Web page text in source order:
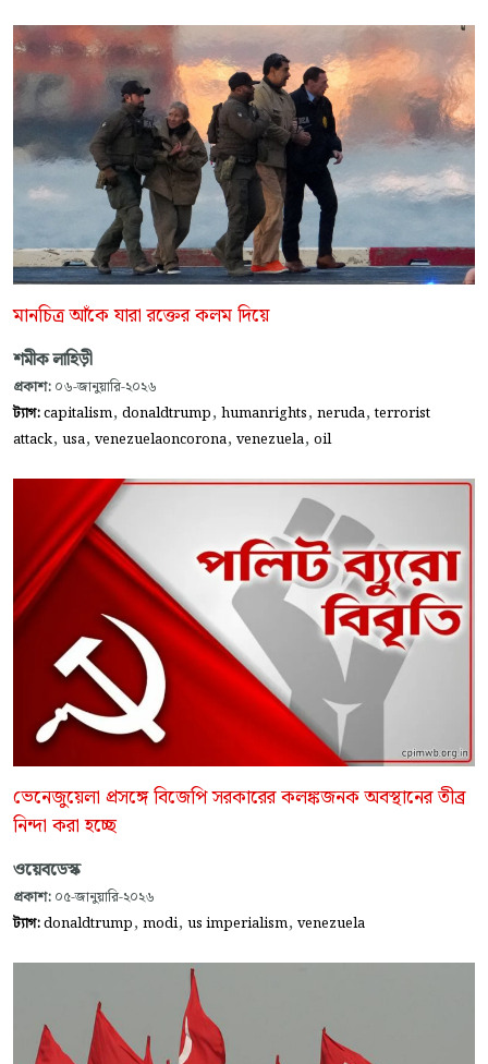
মানচিত্র আঁকে যারা রক্তের কলম দিয়ে
শমীক লাহিড়ী
প্রকাশ: ০৬-জানুয়ারি-২০২৬
ট্যাগ:capitalism, donaldtrump, humanrights, neruda,terrorist
attack, usa, venezuelaoncorona, venezuela, oil
ভেনেজুয়েলা প্রসঙ্গে বিজেপি সরকারের কলঙ্কজনক অবস্থানের তীব্র
নিন্দা করা হচ্ছে
ওয়েবডেস্ক
প্রকাশ: ০৫-জানুয়ারি-২০২৬
ট্যাগ:donaldtrump, modi, us imperialism, venezuela